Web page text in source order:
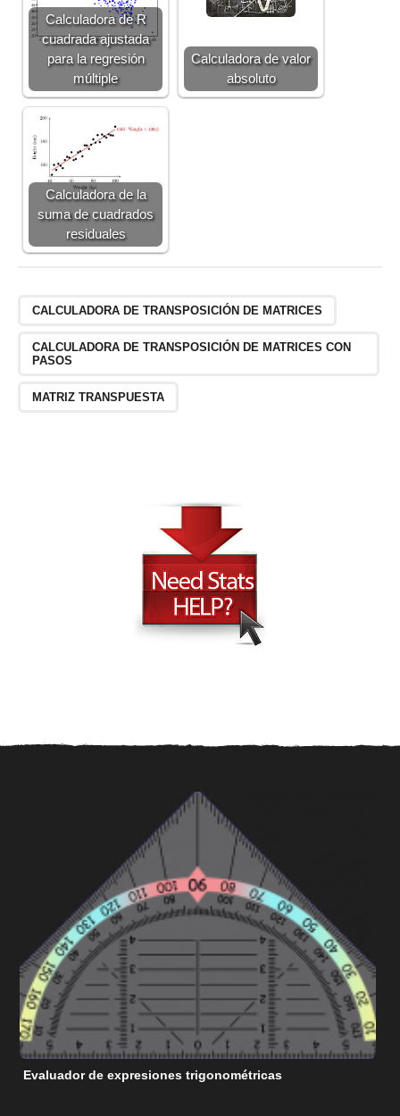
Calculadora de R
cuadrada ajustada
para la regresión
múltiple
Calculadora de valor
absoluto
Calculadora de la
suma de cuadrados
residuales
CALCULADORA DE TRANSPOSICIÓN DE MATRICES
CALCULADORA DE TRANSPOSICIÓN DE MATRICES CON
PASOS
MATRIZ TRANSPUESTA
Evaluador de expresiones trigonométricas